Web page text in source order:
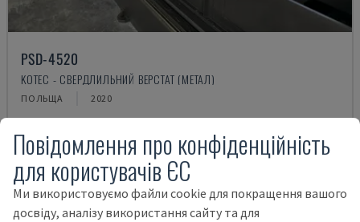
PSD-4520
KOTEC - СВЕРДЛИЛЬНИЙ ВЕРСТАТ (МЕТАЛ)
ПОЛЬЩА 2020
79.000 €
Повідомлення про конфіденційність
для користувачів ЄС
Ми використовуємо файли cookie для покращення вашого
досвіду, аналізу використання сайту та для